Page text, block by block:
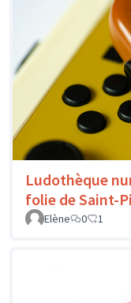
Ludothèque
folie de Saint-
Elène
0 1